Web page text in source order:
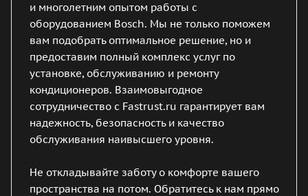
и многолетним опытом работы с
оборудованием Bosch. Мы не только поможем
вам подобрать оптимальное решение, но и
предоставим полный комплекс услуг по
установке, обслуживанию и ремонту
кондиционеров. Взаимовыгодное
сотрудничество с Fastrust.ru гарантирует вам
надежность, безопасность и качество
обслуживания наивысшего уровня.
Не откладывайте заботу о комфорте вашего
пространства на потом. Обратитесь к нам прямо